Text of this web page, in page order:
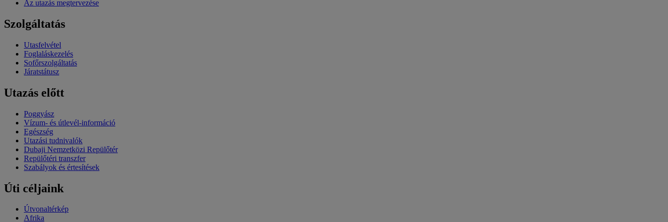
Az utazás megtervezése
Szolgáltatás
Utasfelvétel
Foglaláskezelés
Sofőrszolgáltatás
Járatstátusz
Utazás előtt
Poggyász
Vízum- és útlevél-információ
Egészség
Utazási tudnivalók
Dubaji Nemzetközi Repülőtér
Repülőtéri transzfer
Szabályok és értesítések
Úti céljaink
Útvonaltérkép
Afrika